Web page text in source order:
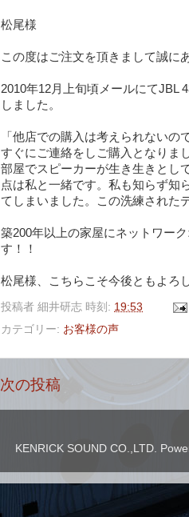
松尾様
この度はご注文を頂きまして誠に
2010年12月上旬頃メールにてJBL
しました。
「他店での購入は考えられない
すぐにご連絡をしご購入となりま
部屋でスピーカーが生き生きとし
点は私と一緒です。私も知らず知
てしまいました。この洗練された
築200年以上の家屋にネットワー
す！！
松尾様、こちらこそ今後ともよろ
投稿者 細井研志 時刻: 19:53
カテゴリー: お客様の声
次の投稿
KENRICK SOUND CO.,LTD.